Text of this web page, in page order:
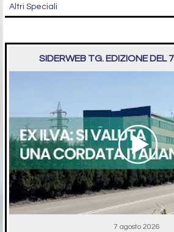
Altri Speciali
SIDERWEB TG. EDIZIONE DEL
7 agosto 2026